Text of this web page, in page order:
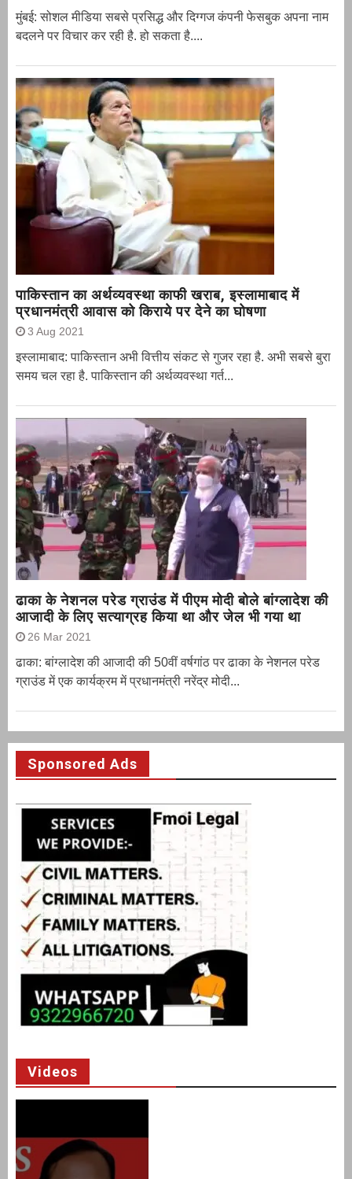
मुंबई: सोशल मीडिया सबसे प्रसिद्ध और दिग्गज कंपनी फेसबुक अपना नाम
बदलने पर विचार कर रही है. हो सकता है....
पाकिस्तान का अर्थव्यवस्था काफी खराब, इस्लामाबाद में
प्रधानमंत्री आवास को किराये पर देने का घोषणा
3 Aug 2021
इस्लामाबाद: पाकिस्तान अभी वित्तीय संकट से गुजर रहा है. अभी सबसे बुरा
समय चल रहा है. पाकिस्तान की अर्थव्यवस्था गर्त...
ढाका के नेशनल परेड ग्राउंड में पीएम मोदी बोले बांग्लादेश की
आजादी के लिए सत्याग्रह किया था और जेल भी गया था
26 Mar 2021
ढाका: बांग्लादेश की आजादी की 50वीं वर्षगांठ पर ढाका के नेशनल परेड
ग्राउंड में एक कार्यक्रम में प्रधानमंत्री नरेंद्र मोदी...
Sponsored Ads
Videos